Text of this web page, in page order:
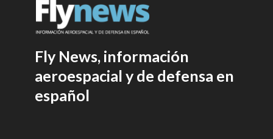
Fly News, información
aeroespacial y de defensa en
español